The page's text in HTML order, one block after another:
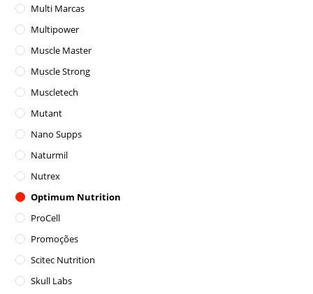
Multi Marcas
Multipower
Muscle Master
Muscle Strong
Muscletech
Mutant
Nano Supps
Naturmil
Nutrex
Optimum Nutrition
ProCell
Promoções
Scitec Nutrition
Skull Labs